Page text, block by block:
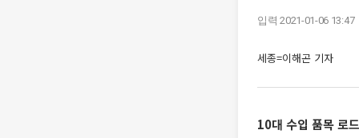
입력 2021-01-06 13:47
세종=이해곤 기자
10대 수입 품목 로